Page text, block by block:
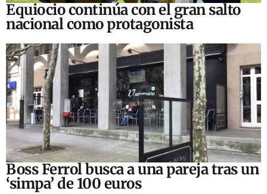
Equiocio continúa con el gran salto
nacional como protagonista
Boss Ferrol busca a una pareja tras un
‘simpa’ de 100 euros